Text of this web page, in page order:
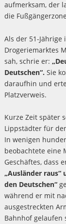
aufmerksam, der
die
Als der 51-Jährige
Drogeriemarktes
sah, schrie er:
Deutschen“. Sie
daraufhin und
Platzverweis.
Kurze Zeit später
Lippstädter für
In wenigen
beobachtete eine
Geschäftes, dass
„Ausländer raus“
den Deutschen“
während er mit
ausgestreckten
Bahnhof gelaufen